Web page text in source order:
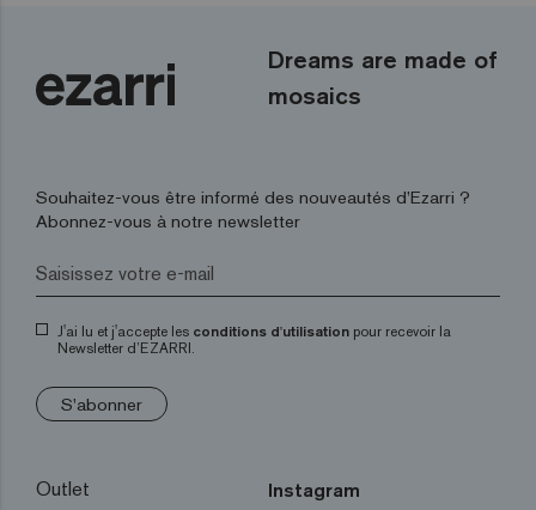
Dreams are made of
mosaics
Souhaitez-vous être informé des nouveautés d’Ezarri ?
Abonnez-vous à notre newsletter
J'ai lu et j'accepte les conditions d'utilisation pour recevoir la
Newsletter d’EZARRI.
S'abonner
Outlet
Instagram